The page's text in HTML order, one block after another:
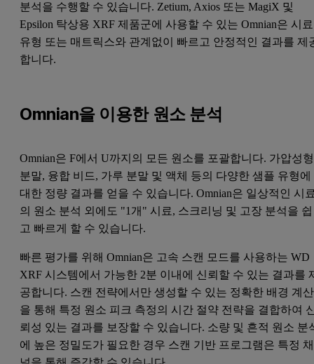
분석을 수행할 수 있습니다. Zetium, Axios 또는 MagiX 및
Epsilon 탁상용 XRF 제품군에 사용할 수 있는 Omnian은 시료
유형 또는 매트릭스와 관계없이 빠르고 안정적인 결과를 제
합니다.
Omnian을 이용한 원소 분석
Omnian은 F에서 U까지의 모든 원소를 포괄합니다. 가압성형
분말, 융합 비드, 가루 분말 및 액체 등의 다양한 샘플 유형에
대한 정량 결과를 얻을 수 있습니다. Omnian은 일상적인 시
의 원소 분석 외에도 "1개" 시료, 스크리닝 및 고장 분석을 쉽
고 빠르게 할 수 있습니다.
빠른 평가를 위해 Omnian은 고속 스캔 모드를 사용하는 WD
XRF 시스템에서 가능한 2분 이내에 신뢰할 수 있는 결과를
공합니다. 스캔 전략에서만 생성할 수 있는 정확한 배경 계산
을 통해 특정 원소 피크 측정의 시간 절약 전략을 결합하여
뢰성 있는 결과를 보장할 수 있습니다. 소량 및 흔적 원소 분
에 높은 정밀도가 필요한 경우 스캔 기반 프로그램은 특정 채